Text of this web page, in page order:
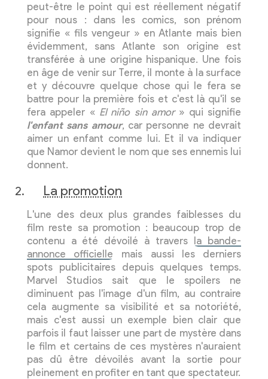
peut-être le point qui est réellement négatif
pour nous : dans les comics, son prénom
signifie « fils vengeur » en Atlante mais bien
évidemment, sans Atlante son origine est
transférée à une origine hispanique. Une fois
en âge de venir sur Terre, il monte à la surface
et y découvre quelque chose qui le fera se
battre pour la première fois et c'est là qu'il se
fera appeler « El niño sin amor» qui signifie
l'enfant sans amour, car personne ne devrait
aimer un enfant comme lui. Et il va indiquer
que Namor devient le nom que ses ennemis lui
donnent.
La promotion
L'une des deux plus grandes faiblesses du
film reste sa promotion : beaucoup trop de
contenu a été dévoilé à travers
la bande-
annonce officielle
mais aussi les derniers
spots publicitaires depuis quelques temps.
Marvel Studios sait que le spoilers ne
diminuent pas l'image d'un film, au contraire
cela augmente sa visibilité et sa notoriété,
mais c'est aussi un exemple bien clair que
parfois il faut laisser une part de mystère dans
le film et certains de ces mystères n'auraient
pas dû être dévoilés avant la sortie pour
pleinement en profiter en tant que spectateur.